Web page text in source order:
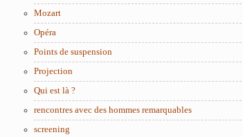
Mozart
Opéra
Points de suspension
Projection
Qui est là ?
rencontres avec des hommes remarquables
screening